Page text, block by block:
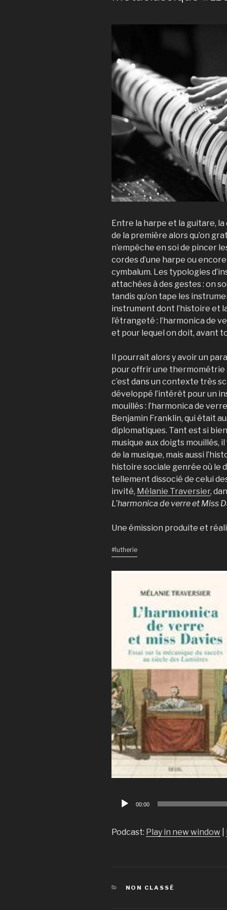
Entre la harpe et la guitare,
de la première alors qu’on
n’empêche en soi de pincer
cordes d’une harpe ou
cymbalum. Les typologies
attachées à des gestes : on
tandis qu’on tape les
instrument dont l’histoire et
l’étrangeté : l’harmonica de
et pour lequel on doit, avant
Il pourrait alors y avoir un
pour offrir une thermométrie
c’est dans un contexte très
développé l’intérêt pour un
mouillés : l’harmonica de
Benjamin Franklin, qui était
diplomatiques. Tant est si
musique aux doigts mouillés,
de la musique, mais aussi
histoire sociale genrée où le
tellement dissocié de celui
invité, Mélanie Traversier,
L’harmonica de verre et Miss
Une émission produite et
#lutherie
Lecteur
00:00
Podcast: Play in new window
CATÉGORIES
NON CLASSÉ